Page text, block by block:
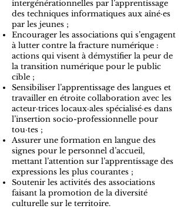
intergénérationnelles par l’apprentissage
des techniques informatiques aux aîné·es
par les jeunes ;
Encourager les associations qui s’engagent
à lutter contre la fracture numérique :
actions qui visent à démystifier la peur de
la transition numérique pour le public
cible ;
Sensibiliser l’apprentissage des langues et
travailler en étroite collaboration avec les
acteur·trices locaux·ales spécialisé·es dans
l’insertion socio-professionnelle pour
tou·tes ;
Assurer une formation en langue des
signes pour le personnel d’accueil,
mettant l’attention sur l’apprentissage des
expressions les plus courantes ;
Soutenir les activités des associations
faisant la promotion de la diversité
culturelle sur le territoire.